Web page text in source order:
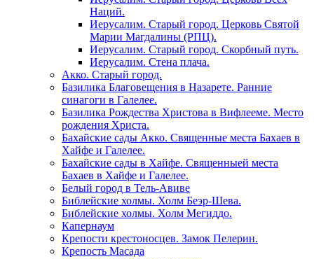
Наций.
Иерусалим. Старый город. Церковь Святой
Марии Магдалины (РПЦ).
Иерусалим. Старый город. Скорбный путь.
Иерусалим. Стена плача.
Акко. Старый город.
Базилика Благовещения в Назарете. Ранние
синагоги в Галелее.
Базилика Рождества Христова в Вифлееме. Место
рождения Христа.
Бахайские сады Акко. Священные места Бахаев в
Хайфе и Галелее.
Бахайские сады в Хайфе. Священныей места
Бахаев в Хайфе и Галелее.
Белый город в Тель-Авиве
Библейские холмы. Холм Беэр-Шева.
Библейские холмы. Холм Мегиддо.
Капернаум
Крепости крестоносцев. Замок Пелерин.
Крепость Масада